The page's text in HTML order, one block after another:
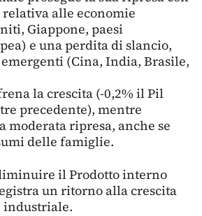
relativa alle economie
Giappone, paesi
e una perdita di slancio,
(Cina, India, Brasile,
la crescita (-0,2% il Pil
precedente), mentre
moderata ripresa, anche se
delle famiglie.
il Prodotto interno
un ritorno alla crescita
industriale.